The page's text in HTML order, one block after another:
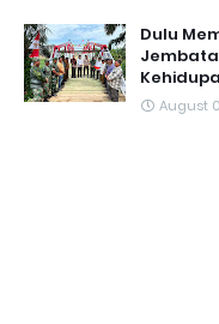
Dulu
August